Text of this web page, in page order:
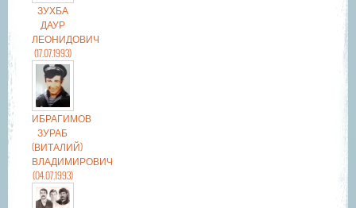
ЗУХБА
ДАУР
ЛЕОНИДОВИЧ
(17.07.1993)
ИБРАГИМОВ
ЗУРАБ
(ВИТАЛИЙ)
ВЛАДИМИРОВИЧ
(04.07.1993)